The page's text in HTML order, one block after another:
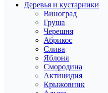
Деревья и кустарники
Виноград
Груша
Черешня
Абрикос
Слива
Яблоня
Смородина
Актинидия
Крыжовник